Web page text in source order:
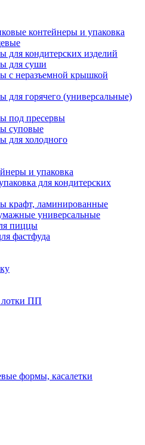
контейнеры и упаковка
для кондитерских изделий
для суши
с неразъемной крышкой
для горячего (универсальные)
под пресервы
суповые
для холодного
и упаковка
для кондитерских
крафт, ламинированные
универсальные
пиццы
фастфуда
ПП
формы, касалетки